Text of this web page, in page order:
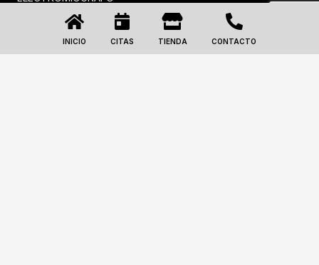
INICIO CITAS TIENDA CONTACTO
PELVIPOWER™
ONDAS DE CHOQUE